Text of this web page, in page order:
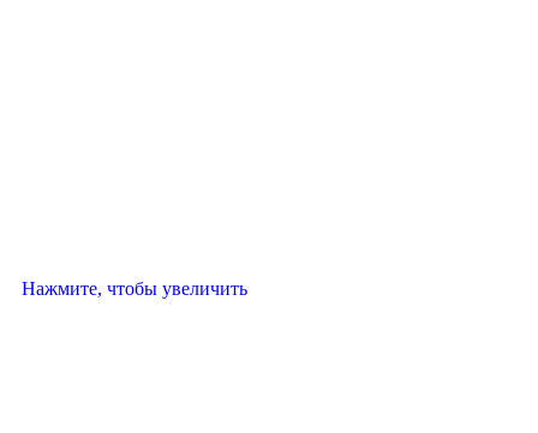
Нажмите, чтобы увеличить